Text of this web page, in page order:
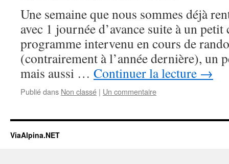
Glacier
Express
Une semaine que nous sommes déjà
avec 1 journée d’avance suite à un petit
programme intervenu en cours de
(contrairement à l’année dernière), un
mais aussi … Continuer la lecture →
Publié dans Non classé | Un commentaire
ViaAlpina.NET